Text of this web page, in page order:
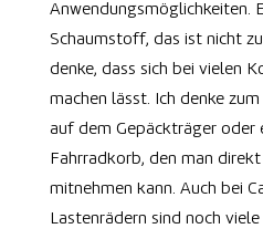
Anwendungsmöglichkeiten.
Schaumstoff, das ist nicht
denke, dass sich bei vielen
machen lässt. Ich denke
auf dem Gepäckträger oder
Fahrradkorb, den man
mitnehmen kann. Auch bei
Lastenrädern sind noch